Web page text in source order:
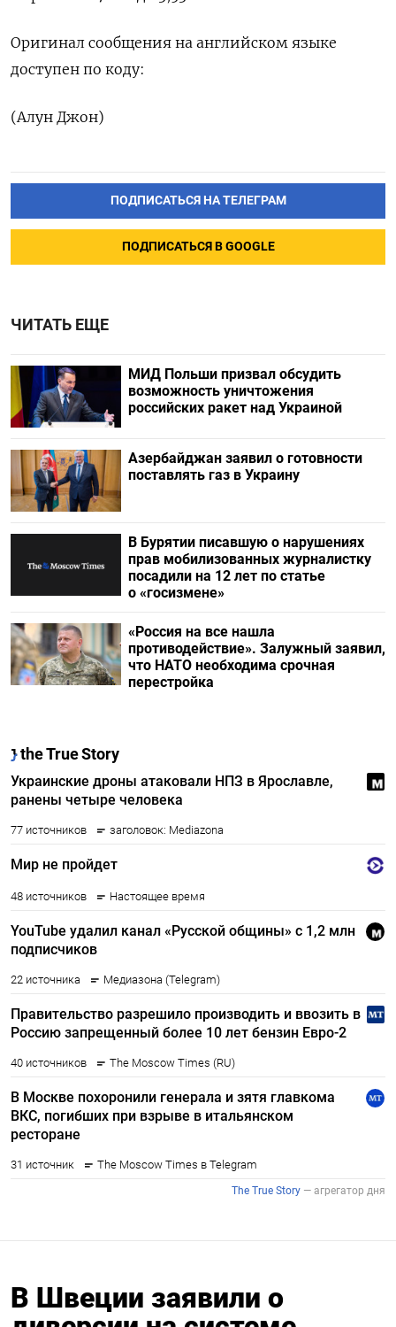
Оригинал сообщения на английском языке
доступен по коду:
(Алун Джон)
ПОДПИСАТЬСЯ НА ТЕЛЕГРАМ
ПОДПИСАТЬСЯ В GOOGLE
ЧИТАТЬ ЕЩЕ
МИД Польши призвал обсудить
возможность уничтожения
российских ракет над Украиной
Азербайджан заявил о готовности
поставлять газ в Украину
В Бурятии писавшую о нарушениях
прав мобилизованных журналистку
посадили на 12 лет по статье
о «госизмене»
«Россия на все нашла
противодействие». Залужный заявил,
что НАТО необходима срочная
перестройка
В Швеции заявили о